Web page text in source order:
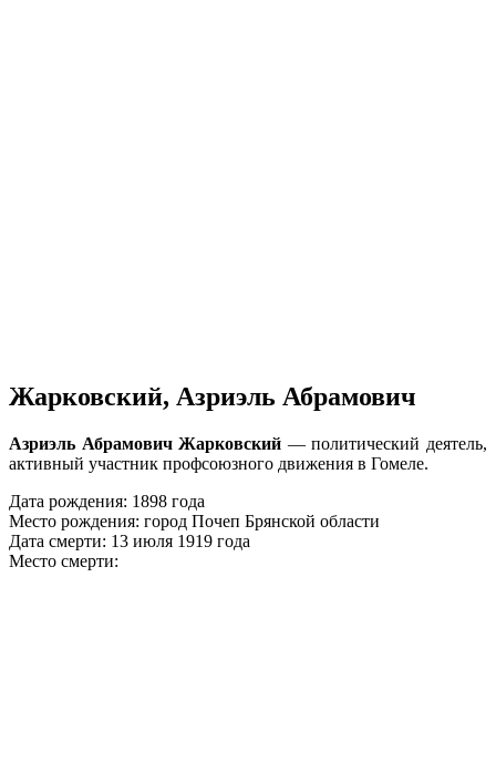
Жарковский, Азриэль Абрамович
Азриэль Абрамович Жарковский — политический деятель,
активный участник профсоюзного движения в Гомеле.
Дата рождения: 1898 года
Место рождения: город Почеп Брянской области
Дата смерти: 13 июля 1919 года
Место смерти: